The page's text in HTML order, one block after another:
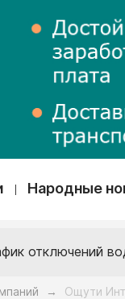
Народные
отключений
→ Ощути